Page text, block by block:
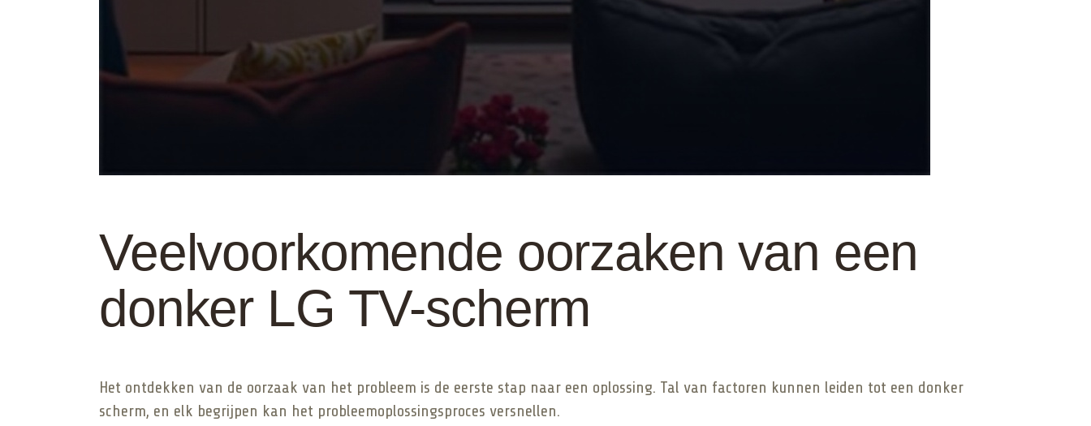
Veelvoorkomende oorzaken van een
donker LG TV-scherm
Het ontdekken van de oorzaak van het probleem is de eerste stap naar een oplossing. Tal van factoren kunnen leiden tot een donker
scherm, en elk begrijpen kan het probleemoplossingsproces versnellen.